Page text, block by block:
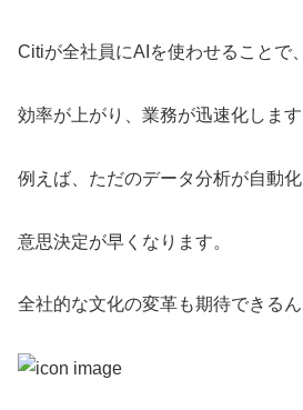
Citiが全社員にAIを使わせることで、
効率が上がり、業務が迅速化します
例えば、ただのデータ分析が自動化
意思決定が早くなります。
全社的な文化の変革も期待できるん